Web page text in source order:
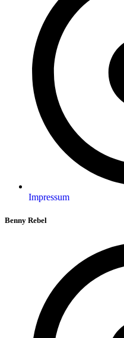
Impressum
Benny Rebel